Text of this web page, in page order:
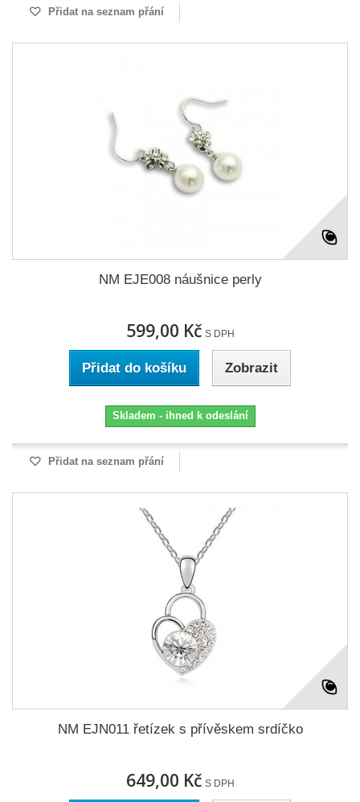
Přidat na seznam přání
NM EJE008 náušnice perly
599,00 Kč S DPH
Přidat do košíku Zobrazit
Skladem - ihned k odeslání
Přidat na seznam přání
NM EJN011 řetízek s přívěskem srdíčko
649,00 Kč S DPH